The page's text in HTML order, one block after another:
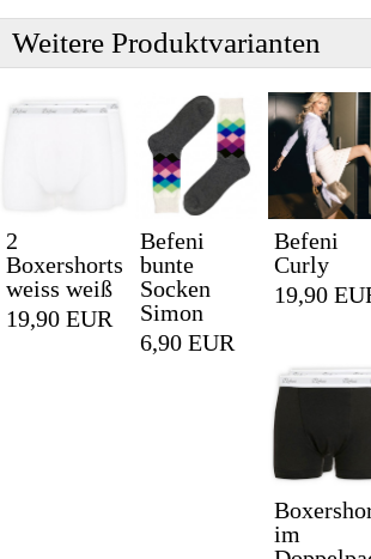
Weitere Produktvarianten
2
Boxershorts
weiss weiß
19,90 EUR
Befeni
bunte
Socken
Simon
6,90 EUR
Befeni
Curly
19,90
im